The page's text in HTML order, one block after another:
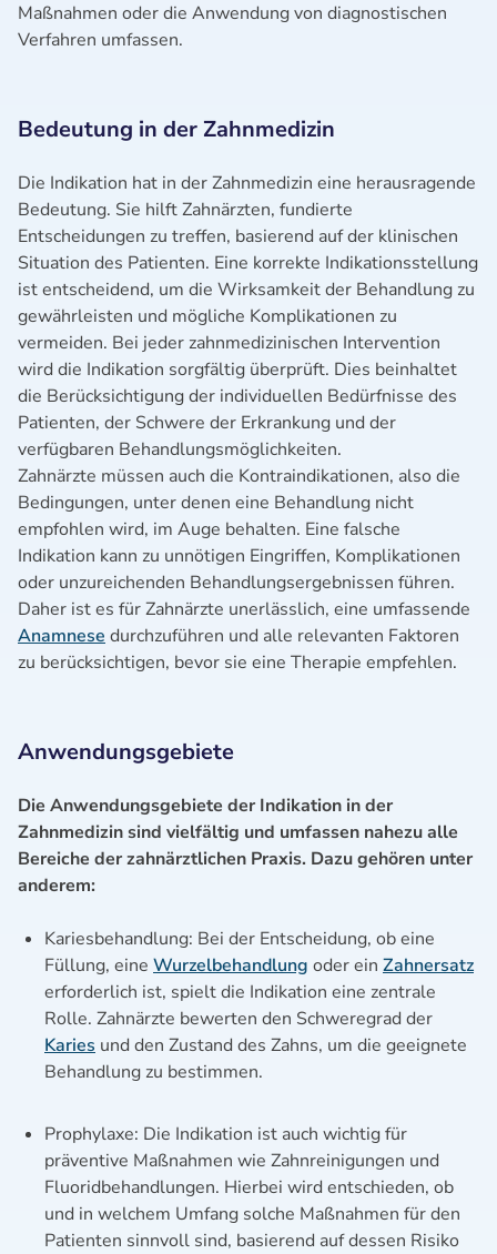
Maßnahmen oder die Anwendung von diagnostischen
Verfahren umfassen.
Bedeutung in der Zahnmedizin
Die Indikation hat in der Zahnmedizin eine herausragende
Bedeutung. Sie hilft Zahnärzten, fundierte
Entscheidungen zu treffen, basierend auf der klinischen
Situation des Patienten. Eine korrekte Indikationsstellung
ist entscheidend, um die Wirksamkeit der Behandlung zu
gewährleisten und mögliche Komplikationen zu
vermeiden. Bei jeder zahnmedizinischen Intervention
wird die Indikation sorgfältig überprüft. Dies beinhaltet
die Berücksichtigung der individuellen Bedürfnisse des
Patienten, der Schwere der Erkrankung und der
verfügbaren Behandlungsmöglichkeiten.
Zahnärzte müssen auch die Kontraindikationen, also die
Bedingungen, unter denen eine Behandlung nicht
empfohlen wird, im Auge behalten. Eine falsche
Indikation kann zu unnötigen Eingriffen, Komplikationen
oder unzureichenden Behandlungsergebnissen führen.
Daher ist es für Zahnärzte unerlässlich, eine umfassende
Anamnese durchzuführen und alle relevanten Faktoren
zu berücksichtigen, bevor sie eine Therapie empfehlen.
Anwendungsgebiete
Die Anwendungsgebiete der Indikation in der
Zahnmedizin sind vielfältig und umfassen nahezu alle
Bereiche der zahnärztlichen Praxis. Dazu gehören unter
anderem:
Kariesbehandlung: Bei der Entscheidung, ob eine
Füllung, eine Wurzelbehandlung oder ein Zahnersatz
erforderlich ist, spielt die Indikation eine zentrale
Rolle. Zahnärzte bewerten den Schweregrad der
Karies und den Zustand des Zahns, um die geeignete
Behandlung zu bestimmen.
Prophylaxe: Die Indikation ist auch wichtig für
präventive Maßnahmen wie Zahnreinigungen und
Fluoridbehandlungen. Hierbei wird entschieden, ob
und in welchem Umfang solche Maßnahmen für den
Patienten sinnvoll sind, basierend auf dessen Risiko